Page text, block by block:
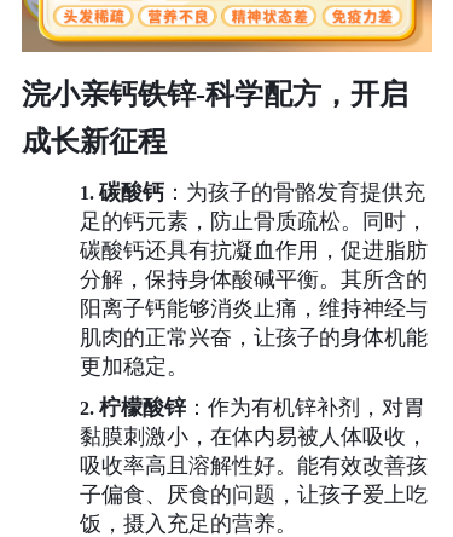
浣小亲钙铁锌-科学配方，开启
成长新征程
1. 碳酸钙：为孩子的骨骼发育提供充
足的钙元素，防止骨质疏松。同时，
碳酸钙还具有抗凝血作用，促进脂肪
分解，保持身体酸碱平衡。其所含的
阳离子钙能够消炎止痛，维持神经与
肌肉的正常兴奋，让孩子的身体机能
更加稳定。
2. 柠檬酸锌：作为有机锌补剂，对胃
黏膜刺激小，在体内易被人体吸收，
吸收率高且溶解性好。能有效改善孩
子偏食、厌食的问题，让孩子爱上吃
饭，摄入充足的营养。